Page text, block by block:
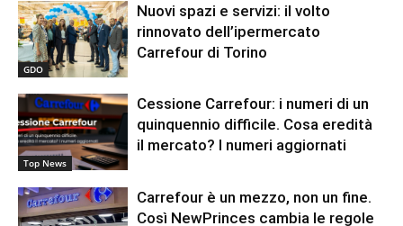
GDO
Nuovi spazi e servizi: il volto
rinnovato dell’ipermercato
Carrefour di Torino
Top News
Cessione Carrefour: i numeri di un
quinquennio difficile. Cosa eredità
il mercato? I numeri aggiornati
Carrefour è un mezzo, non un fine.
Così NewPrinces cambia le regole